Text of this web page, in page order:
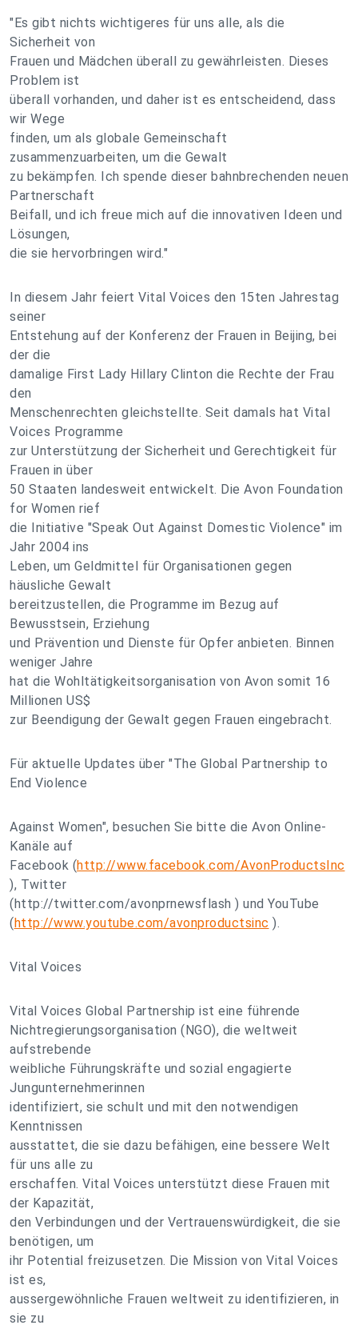
"Es gibt nichts wichtigeres für uns alle, als die
Sicherheit von
Frauen und Mädchen überall zu gewährleisten. Dieses
Problem ist
überall vorhanden, und daher ist es entscheidend, dass
wir Wege
finden, um als globale Gemeinschaft
zusammenzuarbeiten, um die Gewalt
zu bekämpfen. Ich spende dieser bahnbrechenden neuen
Partnerschaft
Beifall, und ich freue mich auf die innovativen Ideen und
Lösungen,
die sie hervorbringen wird."
In diesem Jahr feiert Vital Voices den 15ten Jahrestag
seiner
Entstehung auf der Konferenz der Frauen in Beijing, bei
der die
damalige First Lady Hillary Clinton die Rechte der Frau
den
Menschenrechten gleichstellte. Seit damals hat Vital
Voices Programme
zur Unterstützung der Sicherheit und Gerechtigkeit für
Frauen in über
50 Staaten landesweit entwickelt. Die Avon Foundation
for Women rief
die Initiative "Speak Out Against Domestic Violence" im
Jahr 2004 ins
Leben, um Geldmittel für Organisationen gegen
häusliche Gewalt
bereitzustellen, die Programme im Bezug auf
Bewusstsein, Erziehung
und Prävention und Dienste für Opfer anbieten. Binnen
weniger Jahre
hat die Wohltätigkeitsorganisation von Avon somit 16
Millionen US$
zur Beendigung der Gewalt gegen Frauen eingebracht.
Für aktuelle Updates über "The Global Partnership to
End Violence
Against Women", besuchen Sie bitte die Avon Online-
Kanäle auf
Facebook (http://www.facebook.com/AvonProductsInc
), Twitter
(http://twitter.com/avonprnewsflash ) und YouTube
(http://www.youtube.com/avonproductsinc ).
Vital Voices
Vital Voices Global Partnership ist eine führende
Nichtregierungsorganisation (NGO), die weltweit
aufstrebende
weibliche Führungskräfte und sozial engagierte
Jungunternehmerinnen
identifiziert, sie schult und mit den notwendigen
Kenntnissen
ausstattet, die sie dazu befähigen, eine bessere Welt
für uns alle zu
erschaffen. Vital Voices unterstützt diese Frauen mit
der Kapazität,
den Verbindungen und der Vertrauenswürdigkeit, die sie
benötigen, um
ihr Potential freizusetzen. Die Mission von Vital Voices
ist es,
aussergewöhnliche Frauen weltweit zu identifizieren, in
sie zu